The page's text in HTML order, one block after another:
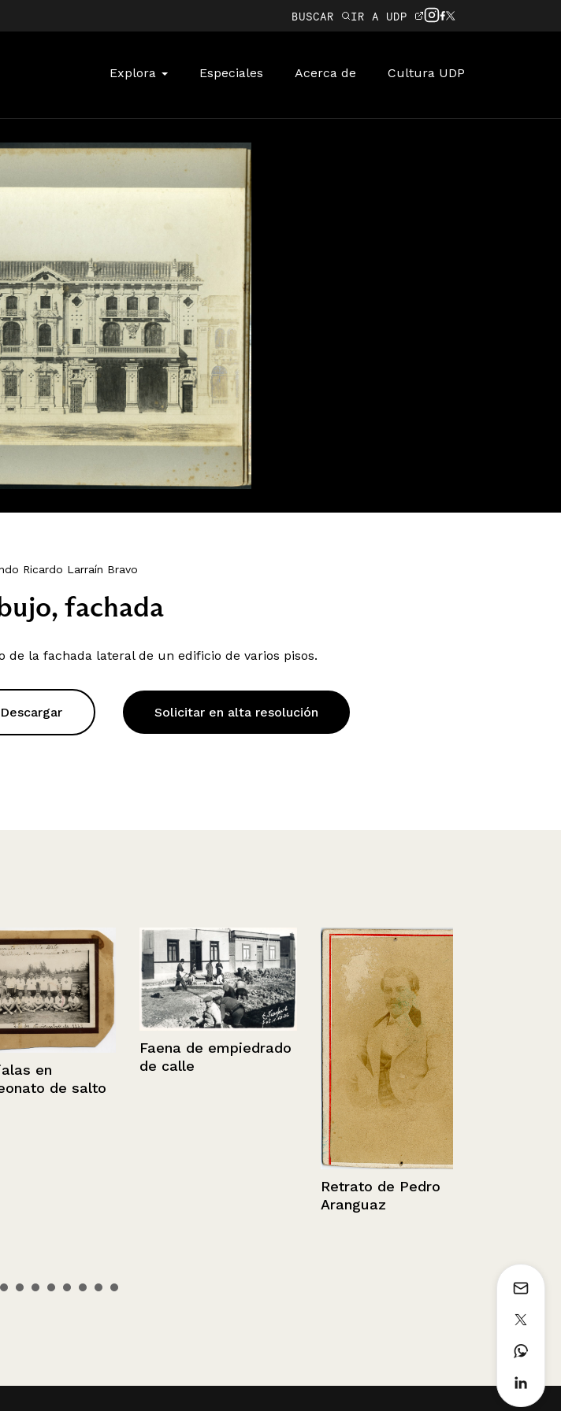
BUSCAR IR A UDP
Explora Especiales Acerca de Cultura UDP
Ricardo Larraín Bravo
fachada
de la fachada lateral de un edificio de varios pisos.
Descargar Solicitar en alta resolución
en
de salto
Faena de empiedrado
de calle
Retrato de Pedro
Aranguaz